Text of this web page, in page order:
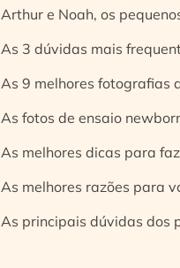
Arthur e Noah, os
As 3 dúvidas mais
As 9 melhores fotografias
As fotos de ensaio
As melhores dicas para
As melhores razões para
As principais dúvidas dos